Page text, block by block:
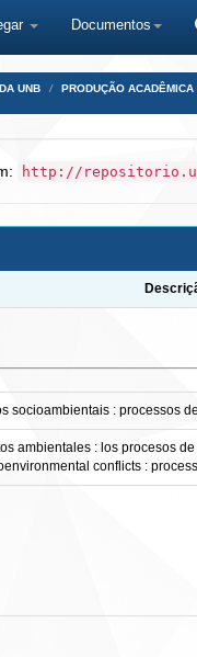
Documentos
UNB PRODUÇÃO
http://
socioambientais : processos
ambientales : los procesos
conflicts :